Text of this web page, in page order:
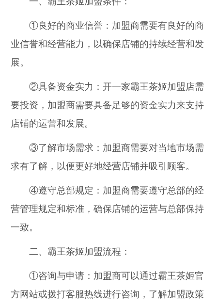
①良好的商业信誉：加盟商需要有良好的商
业信誉和经营能力，以确保店铺的持续经营和发
展。
②具备资金实力：开一家霸王茶姬加盟店需
要投资，加盟商需要具备足够的资金实力来支持
店铺的运营和发展。
③了解市场需求：加盟商需要对当地市场需
求有了解，以便更好地经营店铺并吸引顾客。
④遵守总部规定：加盟商需要遵守总部的经
营管理规定和标准，确保店铺的运营与总部保持
一致。
二、霸王茶姬加盟流程：
①咨询与申请：加盟商可以通过霸王茶姬官
方网站或拨打客服热线进行咨询，了解加盟政策